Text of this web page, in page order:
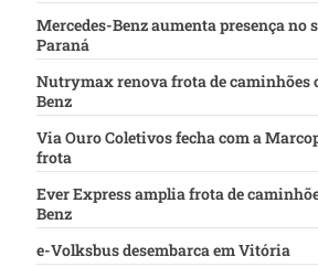
Mercedes-Benz aumenta presença no
Paraná
Nutrymax renova frota de caminhões
Benz
Via Ouro Coletivos fecha com a
frota
Ever Express amplia frota de
Benz
e-Volksbus desembarca em Vitória